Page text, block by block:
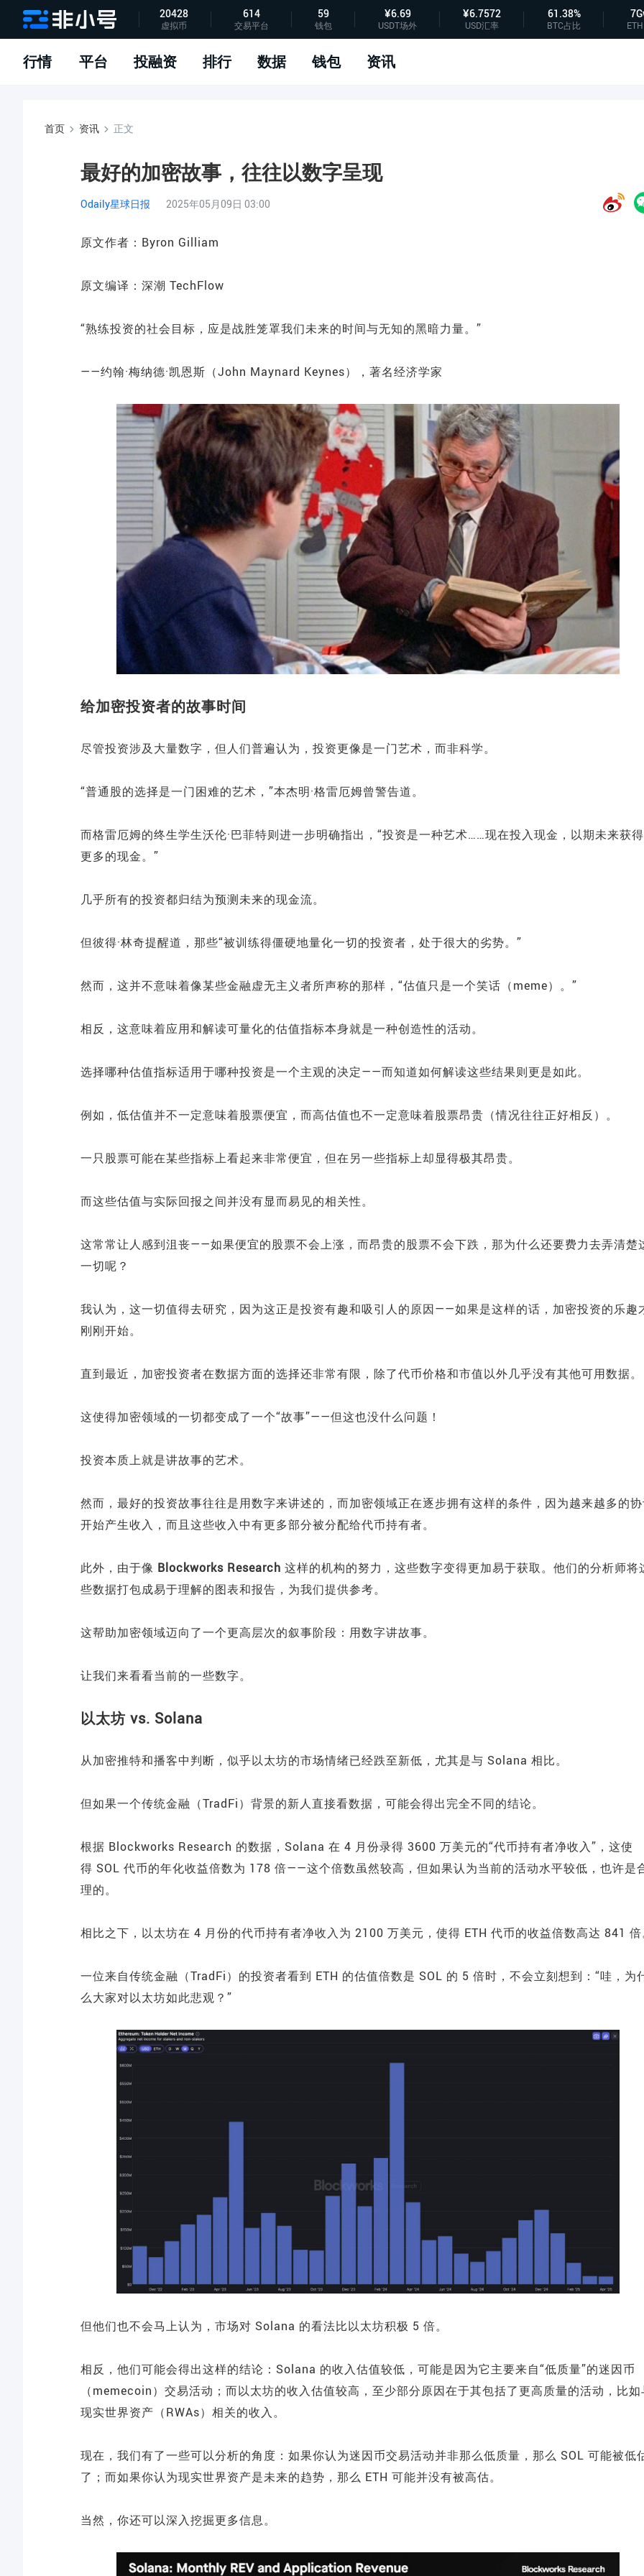
APP下载
指标说明
问题反馈
20428
虚拟币
614
交易平台
59
钱包
¥6.69
USDT场外
¥6.7572
USD汇率
61.38%
BTC占比
行情 平台 投融资 排行 数据 钱包 资讯
首页 资讯 正文
最好的加密故事，往往以数字呈现
Odaily星球日报 2025年05月09日 03:00
原文作者：Byron Gilliam
原文编译：深潮 TechFlow
“熟练投资的社会目标，应是战胜笼罩我们未来的时间与无知的黑暗力量。”
——约翰·梅纳德·凯恩斯（John Maynard Keynes），著名经济学家
给加密投资者的故事时间
尽管投资涉及大量数字，但人们普遍认为，投资更像是一门艺术，而非科学。
“普通股的选择是一门困难的艺术，”本杰明·格雷厄姆曾警告道。
而格雷厄姆的终生学生沃伦·巴菲特则进一步明确指出，“投资是一种艺术……现在投入现金，以期未来获得
更多的现金。”
几乎所有的投资都归结为预测未来的现金流。
但彼得·林奇提醒道，那些“被训练得僵硬地量化一切的投资者，处于很大的劣势。”
然而，这并不意味着像某些金融虚无主义者所声称的那样，“估值只是一个笑话（meme）。”
相反，这意味着应用和解读可量化的估值指标本身就是一种创造性的活动。
选择哪种估值指标适用于哪种投资是一个主观的决定——而知道如何解读这些结果则更是如此。
例如，低估值并不一定意味着股票便宜，而高估值也不一定意味着股票昂贵（情况往往正好相反）。
一只股票可能在某些指标上看起来非常便宜，但在另一些指标上却显得极其昂贵。
而这些估值与实际回报之间并没有显而易见的相关性。
这常常让人感到沮丧——如果便宜的股票不会上涨，而昂贵的股票不会下跌，那为什么还要费力去弄清楚
一切呢？
我认为，这一切值得去研究，因为这正是投资有趣和吸引人的原因——如果是这样的话，加密投资的乐趣
刚刚开始。
直到最近，加密投资者在数据方面的选择还非常有限，除了代币价格和市值以外几乎没有其他可用数据。
这使得加密领域的一切都变成了一个“故事”——但这也没什么问题！
投资本质上就是讲故事的艺术。
然而，最好的投资故事往往是用数字来讲述的，而加密领域正在逐步拥有这样的条件，因为越来越多的
开始产生收入，而且这些收入中有更多部分被分配给代币持有者。
此外，由于像 Blockworks Research 这样的机构的努力，这些数字变得更加易于获取。他们的分析师将
些数据打包成易于理解的图表和报告，为我们提供参考。
这帮助加密领域迈向了一个更高层次的叙事阶段：用数字讲故事。
让我们来看看当前的一些数字。
以太坊 vs. Solana
从加密推特和播客中判断，似乎以太坊的市场情绪已经跌至新低，尤其是与 Solana 相比。
但如果一个传统金融（TradFi）背景的新人直接看数据，可能会得出完全不同的结论。
根据 Blockworks Research 的数据，Solana 在 4 月份录得 3600 万美元的“代币持有者净收入”，这使
得 SOL 代币的年化收益倍数为 178 倍——这个倍数虽然较高，但如果认为当前的活动水平较低，也许是
理的。
相比之下，以太坊在 4 月份的代币持有者净收入为 2100 万美元，使得 ETH 代币的收益倍数高达 841
一位来自传统金融（TradFi）的投资者看到 ETH 的估值倍数是 SOL 的 5 倍时，不会立刻想到：“哇，为
么大家对以太坊如此悲观？”
但他们也不会马上认为，市场对 Solana 的看法比以太坊积极 5 倍。
相反，他们可能会得出这样的结论：Solana 的收入估值较低，可能是因为它主要来自“低质量”的迷因币
（memecoin）交易活动；而以太坊的收入估值较高，至少部分原因在于其包括了更高质量的活动，比如
现实世界资产（RWAs）相关的收入。
现在，我们有了一些可以分析的角度：如果你认为迷因币交易活动并非那么低质量，那么 SOL 可能被低
了；而如果你认为现实世界资产是未来的趋势，那么 ETH 可能并没有被高估。
当然，你还可以深入挖掘更多信息。